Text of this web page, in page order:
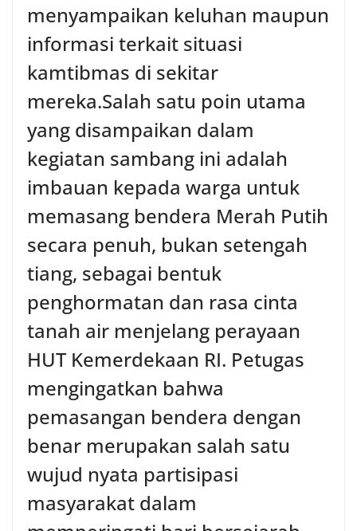
menyampaikan keluhan maupun
informasi terkait situasi
kamtibmas di sekitar
mereka.‎‎‎Salah satu poin utama
yang disampaikan dalam
kegiatan sambang ini adalah
imbauan kepada warga untuk
memasang bendera Merah Putih
secara penuh, bukan setengah
tiang, sebagai bentuk
penghormatan dan rasa cinta
tanah air menjelang perayaan
HUT Kemerdekaan RI. Petugas
mengingatkan bahwa
pemasangan bendera dengan
benar merupakan salah satu
wujud nyata partisipasi
masyarakat dalam